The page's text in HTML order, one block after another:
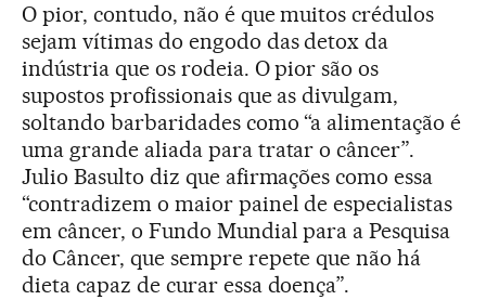
O pior, contudo, não é que muitos crédulos
sejam vítimas do engodo das detox da
indústria que os rodeia. O pior são os
supostos profissionais que as divulgam,
soltando barbaridades como “a alimentação é
uma grande aliada para tratar o câncer”.
Julio Basulto diz que afirmações como essa
“contradizem o maior painel de especialistas
em câncer, o Fundo Mundial para a Pesquisa
do Câncer, que sempre repete que não há
dieta capaz de curar essa doença”.